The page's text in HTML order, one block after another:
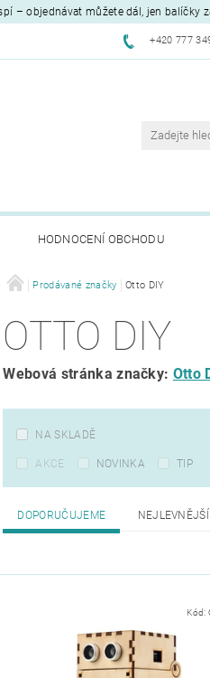
– objednávat můžete dál, jen balíčky
+420 777
HODNOCENÍ OBCHODU
Prodávané značky Otto DIY
OTTO DIY
Webová stránka značky: Otto
NA SKLADĚ
AKCE NOVINKA TIP
DOPORUČUJEME NEJLEVNĚJŠÍ
Kód: